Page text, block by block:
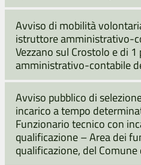
Avviso di mobilità
istruttore amministrativo-
Vezzano sul Crostolo e di
amministrativo-contabile
Avviso pubblico di
incarico a tempo
Funzionario tecnico con
qualificazione – Area dei
qualificazione, del Comune